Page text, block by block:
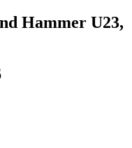
Hammer U23,